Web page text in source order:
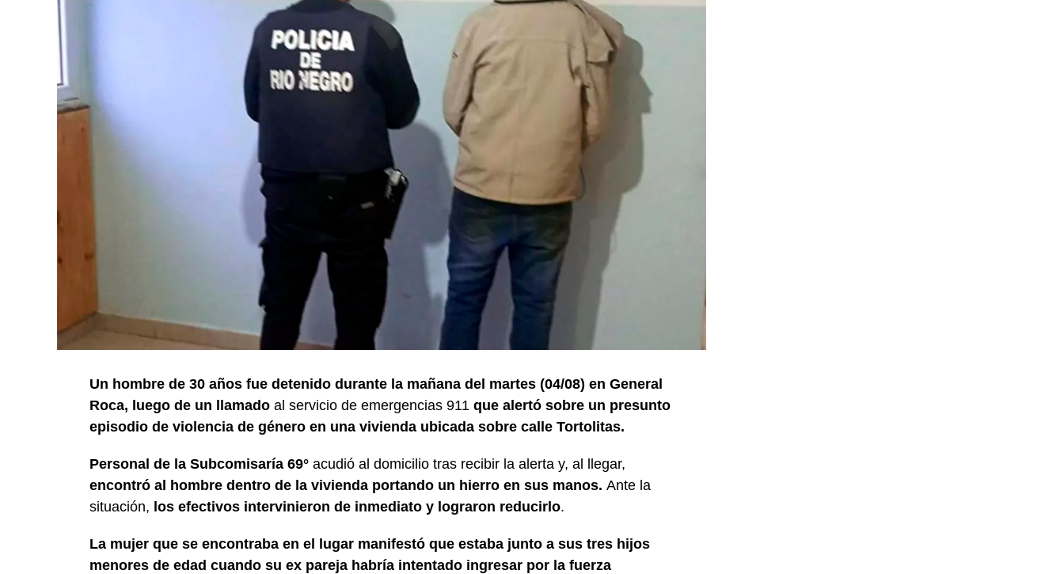
Un hombre de 30 años fue detenido durante la mañana del martes (04/08) en General
Roca, luego de un llamado al servicio de emergencias 911 que alertó sobre un presunto
episodio de violencia de género en una vivienda ubicada sobre calle Tortolitas.
Personal de la Subcomisaría 69° acudió al domicilio tras recibir la alerta y, al llegar,
encontró al hombre dentro de la vivienda portando un hierro en sus manos. Ante la
situación, los efectivos intervinieron de inmediato y lograron reducirlo.
La mujer que se encontraba en el lugar manifestó que estaba junto a sus tres hijos
menores de edad cuando su ex pareja habría intentado ingresar por la fuerza